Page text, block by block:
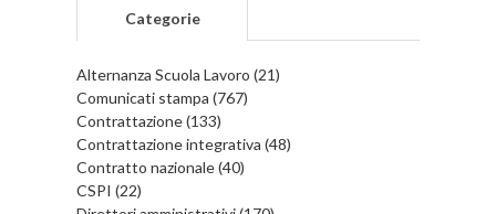
Categorie
Alternanza Scuola Lavoro (21)
Comunicati stampa (767)
Contrattazione (133)
Contrattazione integrativa (48)
Contratto nazionale (40)
CSPI (22)